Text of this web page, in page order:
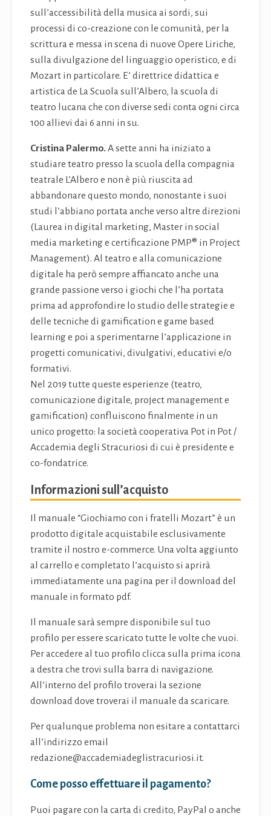
sull’accessibilità della musica ai sordi, sui
processi di co-creazione con le comunità, per la
scrittura e messa in scena di nuove Opere Liriche,
sulla divulgazione del linguaggio operistico, e di
Mozart in particolare. E’ direttrice didattica e
artistica de La Scuola sull’Albero, la scuola di
teatro lucana che con diverse sedi conta ogni circa
100 allievi dai 6 anni in su.
Cristina Palermo. A sette anni ha iniziato a
studiare teatro presso la scuola della compagnia
teatrale L’Albero e non è più riuscita ad
abbandonare questo mondo, nonostante i suoi
studi l’abbiano portata anche verso altre direzioni
(Laurea in digital marketing, Master in social
media marketing e certificazione PMP® in Project
Management). Al teatro e alla comunicazione
digitale ha però sempre affiancato anche una
grande passione verso i giochi che l’ha portata
prima ad approfondire lo studio delle strategie e
delle tecniche di gamification e game based
learning e poi a sperimentarne l’applicazione in
progetti comunicativi, divulgativi, educativi e/o
formativi.
Nel 2019 tutte queste esperienze (teatro,
comunicazione digitale, project management e
gamification) confluiscono finalmente in un
unico progetto: la società cooperativa Pot in Pot /
Accademia degli Stracuriosi di cui è presidente e
co-fondatrice.
Informazioni sull’acquisto
Il manuale “Giochiamo con i fratelli Mozart” è un
prodotto digitale acquistabile esclusivamente
tramite il nostro e-commerce. Una volta aggiunto
al carrello e completato l’acquisto si aprirà
immediatamente una pagina per il download del
manuale in formato pdf.
Il manuale sarà sempre disponibile sul tuo
profilo per essere scaricato tutte le volte che vuoi.
Per accedere al tuo profilo clicca sulla prima icona
a destra che trovi sulla barra di navigazione.
All’interno del profilo troverai la sezione
download dove troverai il manuale da scaricare.
Per qualunque problema non esitare a contattarci
all’indirizzo email
redazione@accademiadeglistracuriosi.it.
Come posso effettuare il pagamento?
Puoi pagare con la carta di credito, PayPal o anche